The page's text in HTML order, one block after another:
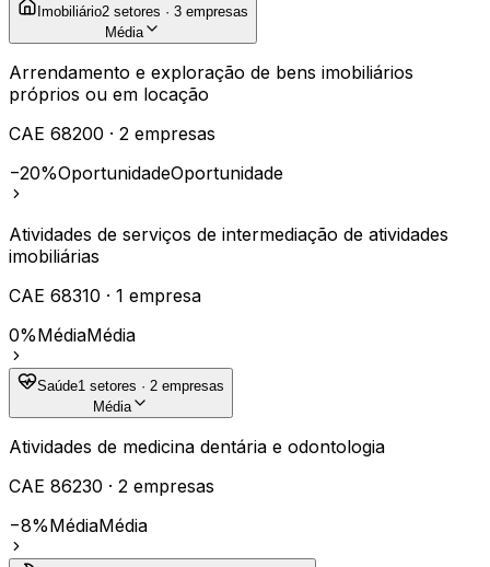
Imobiliário2 setores · 3 empresas
Média
Arrendamento e exploração de bens imobiliários
próprios ou em locação
CAE 68200 · 2 empresas
−20%OportunidadeOportunidade
Atividades de serviços de intermediação de atividades
imobiliárias
CAE 68310 · 1 empresa
0%MédiaMédia
Saúde1 setores · 2 empresas
Média
Atividades de medicina dentária e odontologia
CAE 86230 · 2 empresas
−8%MédiaMédia